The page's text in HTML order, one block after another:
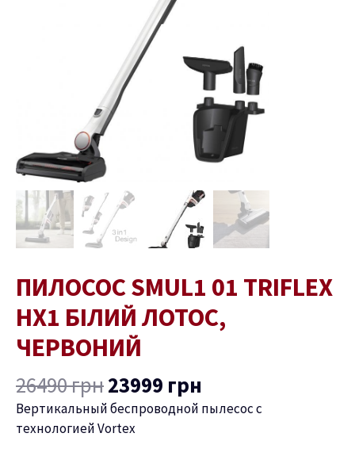
ПИЛОСОС SMUL1 01 TRIFLEX
HX1 БІЛИЙ ЛОТОС,
ЧЕРВОНИЙ
26490грн23999 грн
Вертикальный беспроводной пылесос c
технологией Vortex